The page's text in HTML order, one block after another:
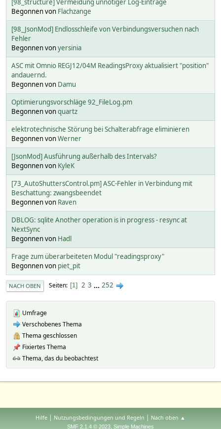
Begonnen von Flachzange
[98_JsonMod] Endlosschleife von Verbindungsversuchen nach
Fehler
Begonnen vonyersinia
ASC mit Omnio REGJ12/04M ReadingsProxy aktualisiert "position"
andauernd.
Begonnen von Damu
Optimierungsvorschläge 92_FileLog.pm
Begonnen vonquartz
elektrotechnische Störung bei Schalterabfrage eliminieren
Begonnen vonWerner
[JsonMod] Ausführung außerhalb des Intervals?
Begonnen von KyleK
[73_AutoShuttersControl.pm] ASC-Fehler in Verbindung mit
Beschattung: zwangsbeendet
Begonnen von Raven
DBLOG: sqlite Another operation is in progress - resync at
NextSync
Begonnen von Hadl
Frage zum überarbeiteten Modul "readingsproxy"
Begonnen von piet_pit
NACH OBEN Seiten 1 2 3 ... 252
Umfrage
Verschobenes Thema
Thema geschlossen
Fixiertes Thema
Thema, das du beobachtest
Hilfe | Nutzungsbedingungen und Regeln | Nach oben ▲
SMF 2.1.4 © 2023, Simple Machines